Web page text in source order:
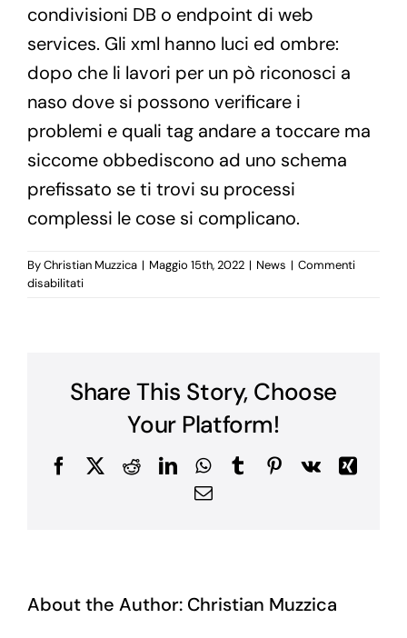
condivisioni DB o endpoint di web
services. Gli xml hanno luci ed ombre:
dopo che li lavori per un pò riconosci a
naso dove si possono verificare i
problemi e quali tag andare a toccare ma
siccome obbediscono ad uno schema
prefissato se ti trovi su processi
complessi le cose si complicano.
ByChristian Muzzica | Maggio 15th, 2022 | News | Commenti
disabilitatisu
Share This Story, Choose
Your Platform!
FacebookRedditLinkedInWhatsApp
TumblrPinterest
Vk
Xing
Email
About the Author: Christian Muzzica